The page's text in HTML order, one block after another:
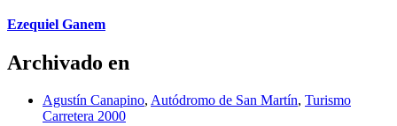
Ezequiel Ganem
Archivado en
Agustín Canapino, Autódromo de San Martín, Turismo
Carretera 2000